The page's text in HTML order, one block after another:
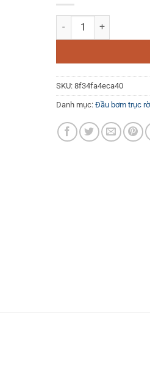
Đầu bơm trục rời Ebara
SKU: 8f34fa4eca40
Danh mục: Đầu bơm trục